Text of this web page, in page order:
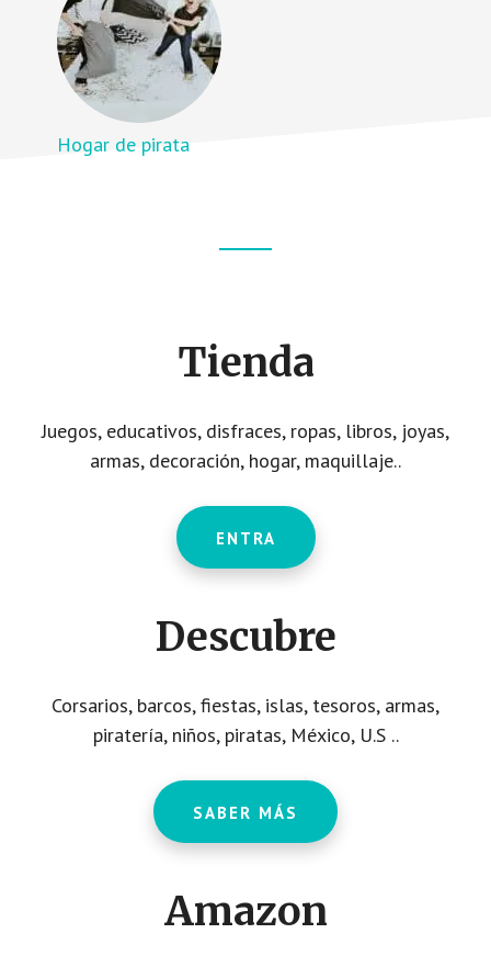
Hogar de pirata
Tienda
Juegos, educativos, disfraces, ropas, libros, joyas,
armas, decoración, hogar, maquillaje..
ENTRA
Descubre
Corsarios, barcos, fiestas, islas, tesoros, armas,
piratería, niños, piratas, México, U.S ..
SABER MÁS
Amazon